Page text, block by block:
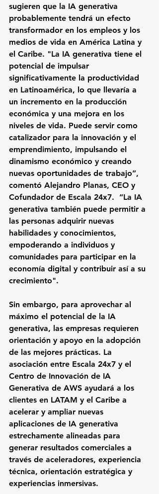
sugieren que la IA generativa
probablemente tendrá un efecto
transformador en los empleos y los
medios de vida en América Latina y
el Caribe. "La IA generativa tiene el
potencial de impulsar
significativamente la productividad
en Latinoamérica, lo que llevaría a
un incremento en la producción
económica y una mejora en los
niveles de vida. Puede servir como
catalizador para la innovación y el
emprendimiento, impulsando el
dinamismo económico y creando
nuevas oportunidades de trabajo”,
comentó Alejandro Planas, CEO y
Cofundador de Escala 24x7.  “La IA
generativa también puede permitir a
las personas adquirir nuevas
habilidades y conocimientos,
empoderando a individuos y
comunidades para participar en la
economía digital y contribuir así a su
crecimiento".
Sin embargo, para aprovechar al
máximo el potencial de la IA
generativa, las empresas requieren
orientación y apoyo en la adopción
de las mejores prácticas. La
asociación entre Escala 24x7 y el
Centro de Innovación de IA
Generativa de AWS ayudará a los
clientes en LATAM y el Caribe a
acelerar y ampliar nuevas
aplicaciones de IA generativa
estrechamente alineadas para
generar resultados comerciales a
través de aceleradores, experiencia
técnica, orientación estratégica y
experiencias inmersivas.